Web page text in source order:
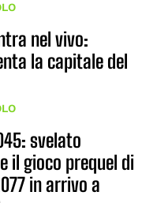
nel vivo:
la capitale del
svelato
il gioco prequel di
in arrivo a